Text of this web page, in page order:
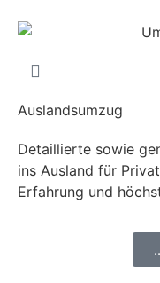
Auslandsumzug
Detaillierte sowie
ins Ausland für
Erfahrung und